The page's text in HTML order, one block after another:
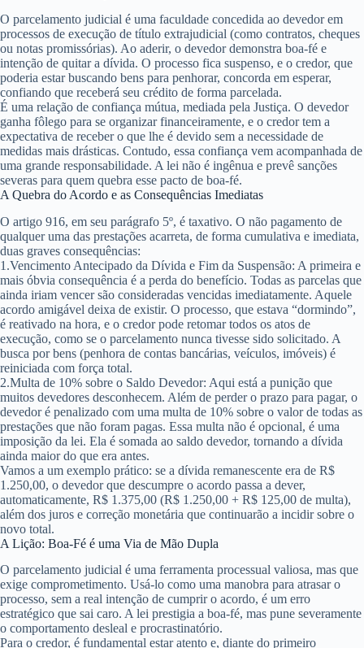
O parcelamento judicial é uma faculdade concedida ao devedor em
processos de execução de título extrajudicial (como contratos, cheques
ou notas promissórias). Ao aderir, o devedor demonstra boa-fé e
intenção de quitar a dívida. O processo fica suspenso, e o credor, que
poderia estar buscando bens para penhorar, concorda em esperar,
confiando que receberá seu crédito de forma parcelada.
É uma relação de confiança mútua, mediada pela Justiça. O devedor
ganha fôlego para se organizar financeiramente, e o credor tem a
expectativa de receber o que lhe é devido sem a necessidade de
medidas mais drásticas. Contudo, essa confiança vem acompanhada de
uma grande responsabilidade. A lei não é ingênua e prevê sanções
severas para quem quebra esse pacto de boa-fé.
A Quebra do Acordo e as Consequências Imediatas
O artigo 916, em seu parágrafo 5º, é taxativo. O não pagamento de
qualquer uma das prestações acarreta, de forma cumulativa e imediata,
duas graves consequências:
1.Vencimento Antecipado da Dívida e Fim da Suspensão: A primeira e
mais óbvia consequência é a perda do benefício. Todas as parcelas que
ainda iriam vencer são consideradas vencidas imediatamente. Aquele
acordo amigável deixa de existir. O processo, que estava “dormindo”,
é reativado na hora, e o credor pode retomar todos os atos de
execução, como se o parcelamento nunca tivesse sido solicitado. A
busca por bens (penhora de contas bancárias, veículos, imóveis) é
reiniciada com força total.
2.Multa de 10% sobre o Saldo Devedor: Aqui está a punição que
muitos devedores desconhecem. Além de perder o prazo para pagar, o
devedor é penalizado com uma multa de 10% sobre o valor de todas as
prestações que não foram pagas. Essa multa não é opcional, é uma
imposição da lei. Ela é somada ao saldo devedor, tornando a dívida
ainda maior do que era antes.
Vamos a um exemplo prático: se a dívida remanescente era de R$
1.250,00, o devedor que descumpre o acordo passa a dever,
automaticamente, R$ 1.375,00 (R$ 1.250,00 + R$ 125,00 de multa),
além dos juros e correção monetária que continuarão a incidir sobre o
novo total.
A Lição: Boa-Fé é uma Via de Mão Dupla
O parcelamento judicial é uma ferramenta processual valiosa, mas que
exige comprometimento. Usá-lo como uma manobra para atrasar o
processo, sem a real intenção de cumprir o acordo, é um erro
estratégico que sai caro. A lei prestigia a boa-fé, mas pune severamente
o comportamento desleal e procrastinatório.
Para o credor, é fundamental estar atento e, diante do primeiro